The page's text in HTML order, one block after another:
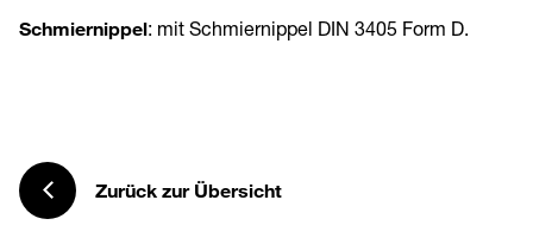
Schmiernippel: mit Schmiernippel DIN 3405 Form D.
Zurück zur Übersicht